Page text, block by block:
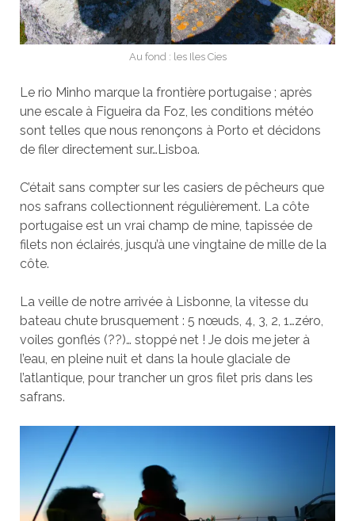
Au fond : les Iles Cies
Le rio Minho marque la frontière portugaise ; après
une escale à Figueira da Foz, les conditions météo
sont telles que nous renonçons à Porto et décidons
de filer directement sur…Lisboa.
C’était sans compter sur les casiers de pêcheurs que
nos safrans collectionnent régulièrement. La côte
portugaise est un vrai champ de mine, tapissée de
filets non éclairés, jusqu’à une vingtaine de mille de la
côte.
La veille de notre arrivée à Lisbonne, la vitesse du
bateau chute brusquement : 5 nœuds, 4, 3, 2, 1…zéro,
voiles gonflés (??)… stoppé net ! Je dois me jeter à
l’eau, en pleine nuit et dans la houle glaciale de
l’atlantique, pour trancher un gros filet pris dans les
safrans.